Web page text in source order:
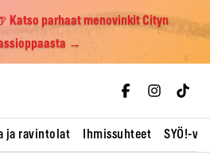
Katso parhaat menovinkit Cityn
→
ja ravintolat Ihmissuhteet SYÖ!-